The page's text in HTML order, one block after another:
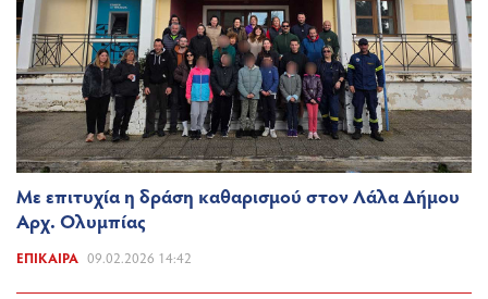
Με επιτυχία η δράση καθαρισμού στον Λάλα Δήμου
Αρχ. Ολυμπίας
ΕΠΊΚΑΙΡΑ 09.02.2026 14:42